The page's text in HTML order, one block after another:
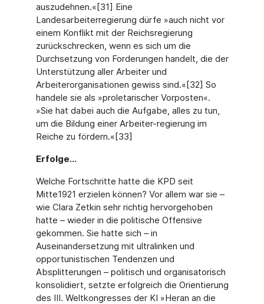
auszudehnen.«[31] Eine
Landesarbeiterregierung dürfe »auch nicht vor
einem Konflikt mit der Reichsregierung
zurückschrecken, wenn es sich um die
Durchsetzung von Forderungen handelt, die der
Unterstützung aller Arbeiter und
Arbeiterorganisationen gewiss sind.«[32] So
handele sie als »proletarischer Vorposten«.
»Sie hat dabei auch die Aufgabe, alles zu tun,
um die Bildung einer Arbeiter-regierung im
Reiche zu fördern.«[33]
Erfolge...
Welche Fortschritte hatte die KPD seit
Mitte1921 erzielen können? Vor allem war sie –
wie Clara Zetkin sehr richtig hervorgehoben
hatte – wieder in die politische Offensive
gekommen. Sie hatte sich – in
Auseinandersetzung mit ultralinken und
opportunistischen Tendenzen und
Absplitterungen – politisch und organisatorisch
konsolidiert, setzte erfolgreich die Orientierung
des III. Weltkongresses der KI »Heran an die